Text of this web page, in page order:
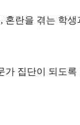
란을 겪는 학
집단이 되도